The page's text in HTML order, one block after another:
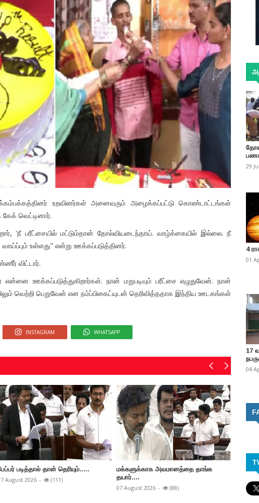
உறவினர்கள் அனைவரும் அழைக்கப்பட்டு கொண்டாட்டங்கள்
வெட்டினார்.
'நீ பரீட்சையில் மட்டும்தான் தோல்வியடைந்தாய். வாழ்க்கையில் இல்லை. நீ
உள்ளது" என்று ஊக்கப்படுத்தினர்.
விட்டார்.
ஊக்கப்படுத்துகிறார்கள். நான் மறுபடியும் பரீட்சை எழுதுவேன். நான்
வெற்றி பெறுவேன் என நம்ப்பிகைட்யுடன் தெரிவித்ததாக இந்திய ஊடகங்கள்
INSTAGRAM WHATSAPP
படித்தால் தான் தெரியும்.....
August 2026 - (111)
மக்களுக்காக அவமானத்தை தாங்க
தயார்....
07 August 2026 - (88)
05
29
4
01
17
04